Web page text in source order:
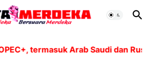
termasuk Arab Saudi dan Rusia,